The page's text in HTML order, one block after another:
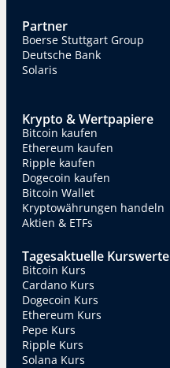
Partner
Boerse Stuttgart Group
Deutsche Bank
Solaris
Krypto & Wertpapiere
Bitcoin kaufen
Ethereum kaufen
Ripple kaufen
Dogecoin kaufen
Bitcoin Wallet
Kryptowährungen handeln
Aktien & ETFs
Tagesaktuelle Kurswerte
Bitcoin Kurs
Cardano Kurs
Dogecoin Kurs
Ethereum Kurs
Pepe Kurs
Ripple Kurs
Solana Kurs